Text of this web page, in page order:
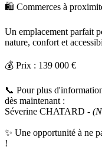
🛍️ Commerces à
Un emplacement parfait
nature, confort et
💰 Prix : 139 000 €
📞 Pour plus
dès maintenant :
Séverine CHATARD -
✨ Une opportunité à ne
!